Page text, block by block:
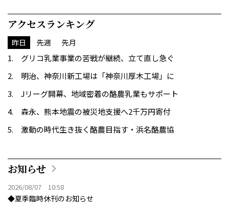
アクセスランキング
昨日 先週 先月
グリコ乳業事業の苦戦が継続、立て直し急ぐ
明治、神奈川新工場は「神奈川厚木工場」に
Jリーグ開幕、地域密着の酪農乳業もサポート
森永、熊本地震の被災地支援へ2千万円寄付
激動の時代生き抜く酪農目指す・浜名酪農協
お知らせ
2026/08/07 10:58
◆夏季臨時休刊のお知らせ